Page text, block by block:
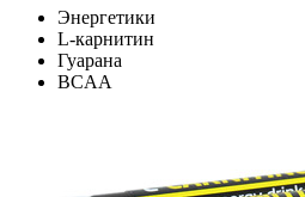
Энергетики
L-карнитин
Гуарана
BCAA